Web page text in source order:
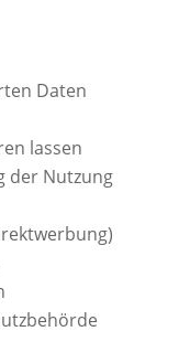
Daten
lassen
der Nutzung